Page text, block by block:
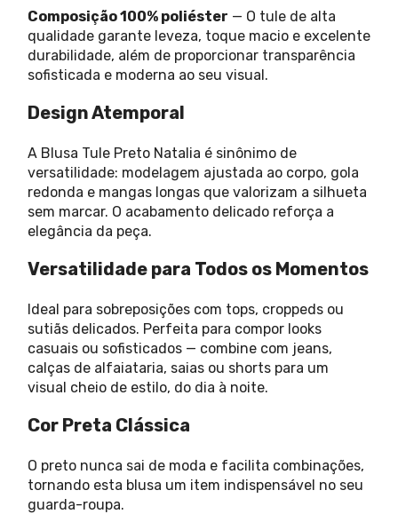
Composição 100% poliéster — O tule de alta
qualidade garante leveza, toque macio e excelente
durabilidade, além de proporcionar transparência
sofisticada e moderna ao seu visual.
Design Atemporal
A Blusa Tule Preto Natalia é sinônimo de
versatilidade: modelagem ajustada ao corpo, gola
redonda e mangas longas que valorizam a silhueta
sem marcar. O acabamento delicado reforça a
elegância da peça.
Versatilidade para Todos os Momentos
Ideal para sobreposições com tops, croppeds ou
sutiãs delicados. Perfeita para compor looks
casuais ou sofisticados — combine com jeans,
calças de alfaiataria, saias ou shorts para um
visual cheio de estilo, do dia à noite.
Cor Preta Clássica
O preto nunca sai de moda e facilita combinações,
tornando esta blusa um item indispensável no seu
guarda-roupa.